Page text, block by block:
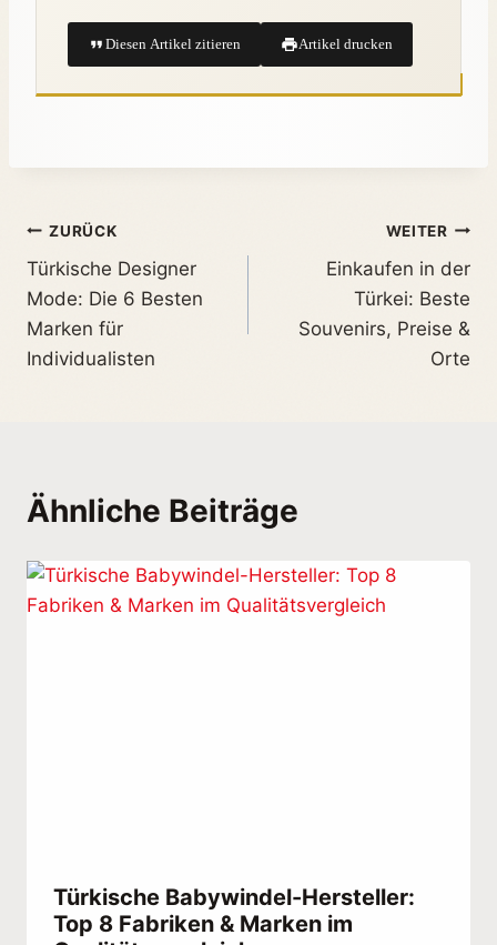
Diesen Artikel zitieren Artikel drucken
ZURÜCK
Türkische Designer
Mode: Die 6 Besten
Marken für
Individualisten
WEITER
Einkaufen in der
Türkei: Beste
Souvenirs, Preise &
Orte
Ähnliche Beiträge
Türkische Babywindel-Hersteller:
Top 8 Fabriken & Marken im